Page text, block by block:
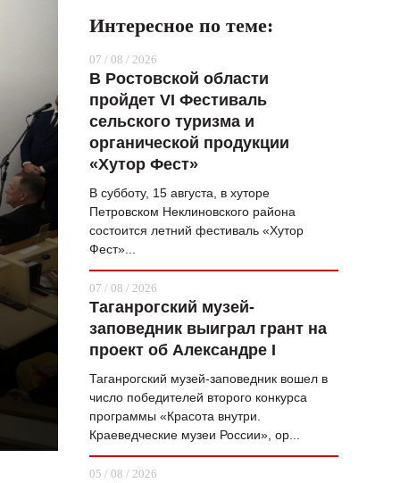
ГОРОДСКОЙ ПОРТАЛ
ВОПРОС НЕДЕЛИ
СТИЛЬ ЖИЗНИ
ХАЙП
ЧЕЛОВЕК ОСОБЕННЫЙ
КУЛЬТ ЕДЫ
АФИША
ЖУРНАЛ
Интересное по теме:
07 / 08 / 2026
В Ростовской области
пройдет VI Фестиваль
сельского туризма и
органической продукции
«Хутор Фест»
В субботу, 15 августа, в хуторе
Петровском Неклиновского района
состоится летний фестиваль «Хутор
Фест»...
07 / 08 / 2026
Таганрогский музей-
заповедник выиграл грант на
проект об Александре I
Таганрогский музей-заповедник вошел в
число победителей второго конкурса
программы «Красота внутри.
Краеведческие музеи России», ор...
05 / 08 / 2026